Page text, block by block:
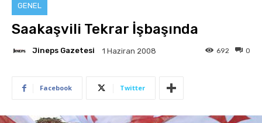
GENEL
Saakaşvili Tekrar İşbaşında
Jineps Gazetesi 1 Haziran 2008 0
692
Facebook Twitter